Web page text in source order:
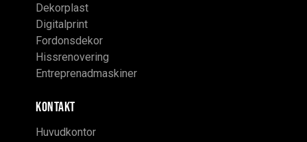
Dekorplast
Digitalprint
Fordonsdekor
Hissrenovering
Entreprenadmaskiner
KONTAKT
Huvudkontor